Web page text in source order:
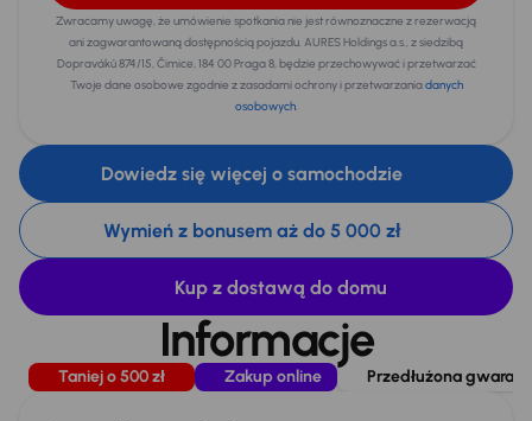
Zwracamy uwagę, że umówienie spotkania nie jest równoznaczne z rezerwacją
ani zagwarantowaną dostępnością pojazdu. AURES Holdings a.s., z siedzibą
Dopraváků 874/15, Čimice, 184 00 Praga 8, będzie przechowywać i przetwarzać
Twoje dane osobowe zgodnie z zasadami ochrony i przetwarzaniadanych
osobowych.
Dowiedz się więcej o samochodzie
Wymień z bonusem aż do 5 000 zł
Kup z dostawą do domu
Informacje
Taniej o 500 zł Zakup online Przedłużona